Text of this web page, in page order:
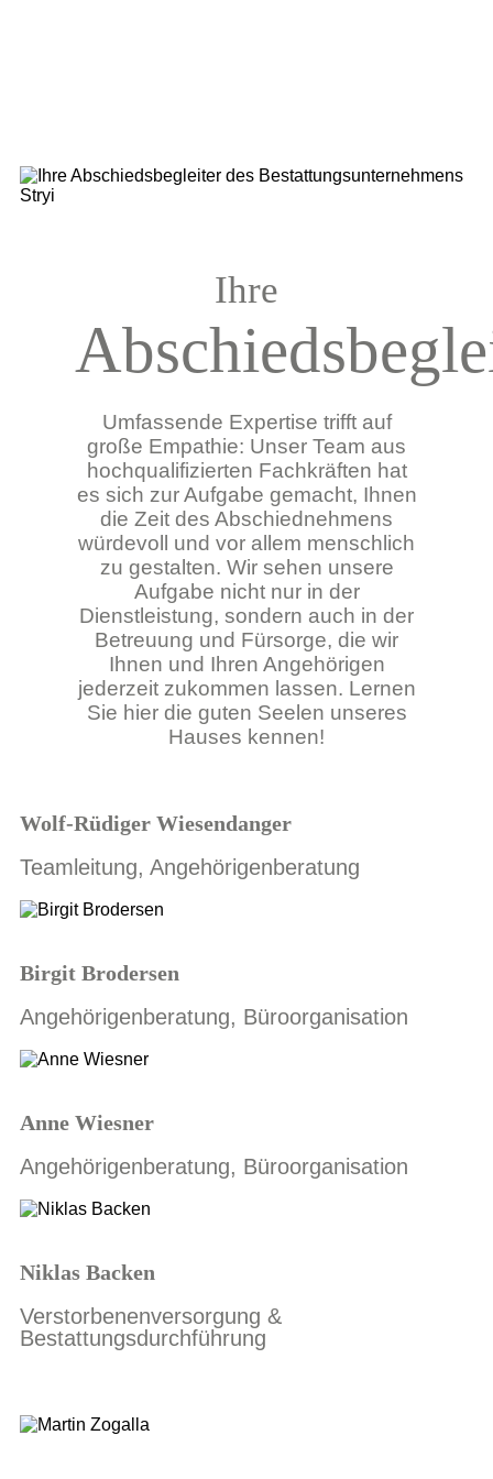
Ihre
Umfassende Expertise trifft auf
große Empathie: Unser Team aus
hochqualifizierten Fachkräften hat
es sich zur Aufgabe gemacht, Ihnen
die Zeit des Abschiednehmens
würdevoll und vor allem menschlich
zu gestalten. Wir sehen unsere
Aufgabe nicht nur in der
Dienstleistung, sondern auch in der
Betreuung und Fürsorge, die wir
Ihnen und Ihren Angehörigen
jederzeit zukommen lassen. Lernen
Sie hier die guten Seelen unseres
Hauses kennen!
Wolf-Rüdiger Wiesendanger
Teamleitung, Angehörigenberatung
Birgit Brodersen
Angehörigenberatung, Büroorganisation
Anne Wiesner
Angehörigenberatung, Büroorganisation
Niklas Backen
Verstorbenenversorgung &
Bestattungsdurchführung